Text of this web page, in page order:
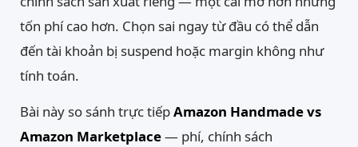
tốn phí cao hơn. Chọn sai ngay từ đầu có thể dẫn
đến tài khoản bị suspend hoặc margin không như
tính toán.
Bài này so sánh trực tiếpAmazon Handmade vs
Amazon Marketplace— phí, chính sách